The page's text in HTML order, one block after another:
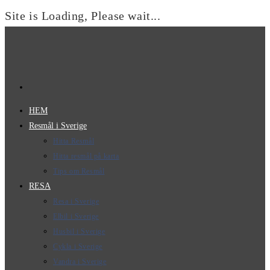
Site is Loading, Please wait...
HEM
Resmål i Sverige
Hitta Resmål
Hitta resmål på karta
Tips om Resmål
RESA
Resa i Sverige
Elbil i Sverige
Husbil i Sverige
Cykla i Sverige
Vandra i Sverige